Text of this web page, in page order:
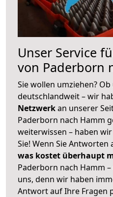
Unser Service
von Paderborn
Sie wollen umziehen?
deutschlandweit – wir
Netzwerkan unserer
Paderborn nach Hamm
weiterwissen – haben
Sie! Wenn Sie
was kostet überhaupt
Paderborn nach Hamm
uns, denn wir haben
Antwort auf Ihre Fragen